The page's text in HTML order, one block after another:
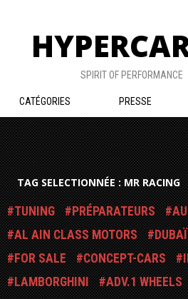
SPIRIT OF PERFORMANCE
CATÉGORIES PRESSE
TAG SELECTIONNÉE : MR RACING
TUNING PRÉPARATEURS
AL AIN CLASS MOTORS
DUBAÏ
FOR SALE
CONCEPT-CARS
LAMBORGHINI
ADV.1 WHEELS